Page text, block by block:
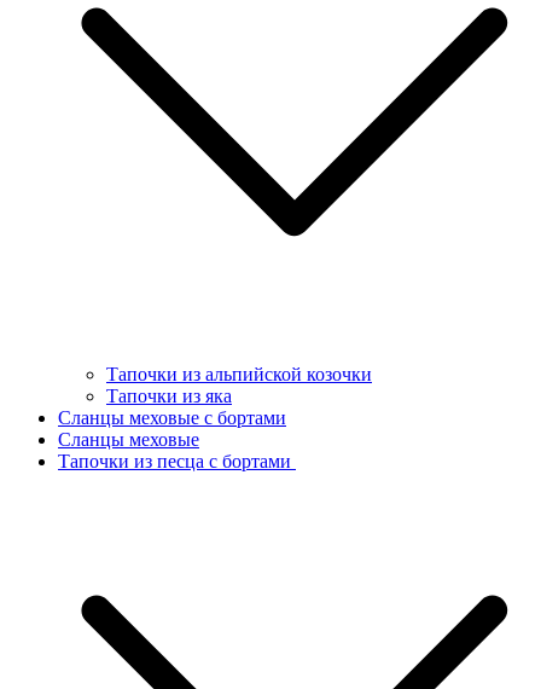
Тапочки из альпийской козочки
Тапочки из яка
Сланцы меховые с бортами
Сланцы меховые
Тапочки из песца с бортами